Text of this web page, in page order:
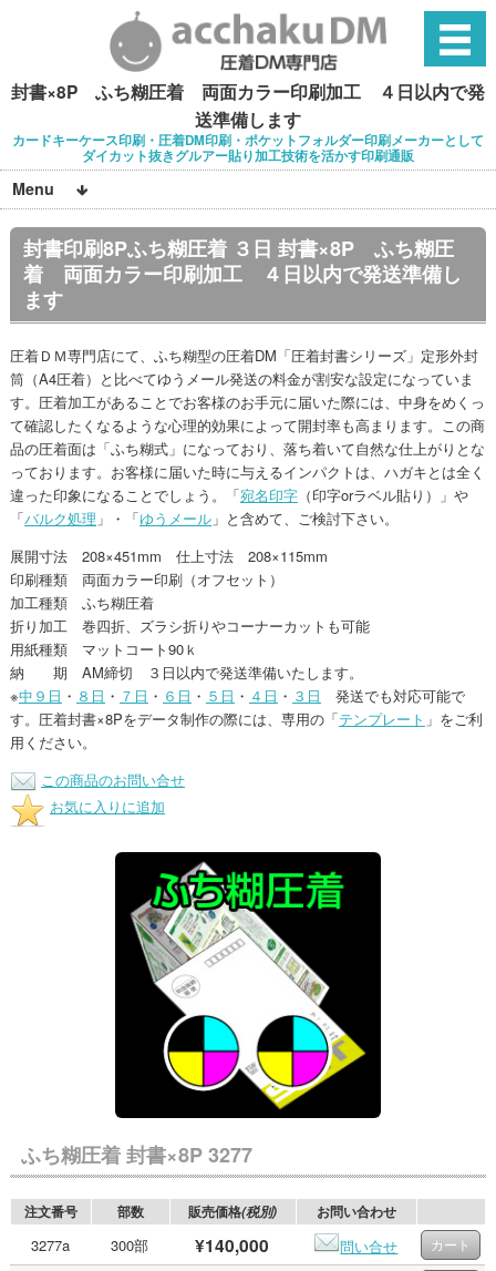
封書×8P ふち糊圧着 両面カラー印刷加工 ４日以内で発
送準備します
カードキーケース印刷・圧着DM印刷・ポケットフォルダー印刷メーカーとして
ダイカット抜きグルアー貼り加工技術を活かす印刷通販
Menu
封書印刷8Pふち糊圧着 ３日 封書×8P ふち糊圧
着 両面カラー印刷加工 ４日以内で発送準備し
ます
圧着ＤＭ専門店にて、ふち糊型の圧着DM「圧着封書シリーズ」定形外封
筒（A4圧着）と比べてゆうメール発送の料金が割安な設定になっていま
す。圧着加工があることでお客様のお手元に届いた際には、中身をめくっ
て確認したくなるような心理的効果によって開封率も高まります。この商
品の圧着面は「ふち糊式」になっており、落ち着いて自然な仕上がりとな
っております。お客様に届いた時に与えるインパクトは、ハガキとは全く
違った印象になることでしょう。「宛名印字（印字orラベル貼り）」や
「バルク処理 」・「ゆうメール」と含めて、ご検討下さい。
展開寸法 208×451mm 仕上寸法 208×115mm
印刷種類 両面カラー印刷（オフセット）
加工種類 ふち糊圧着
折り加工 巻四折、ズラシ折りやコーナーカットも可能
用紙種類 マットコート90ｋ
納 期 AM締切 ３日以内で発送準備いたします。
※中９日 ・ ８日 ・ ７日 ・ ６日 ・ ５日 ・ ４日 ・ ３日
発送でも対応可能で
す。圧着封書×8Pをデータ制作の際には、専用の「テンプレート 」をご利
用ください。
この商品のお問い合せ
お気に入りに追加
ふち糊圧着 封書×8P 3277
注文番号 部数 販売価格(税別) お問い合わせ
3277a 300部 ¥140,000
問い合せ